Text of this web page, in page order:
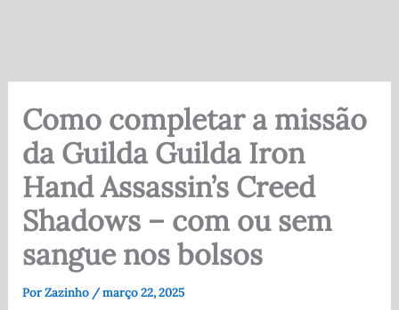
Como completar a missão
da Guilda Guilda Iron
Hand Assassin’s Creed
Shadows – com ou sem
sangue nos bolsos
PorZazinho /março 22, 2025